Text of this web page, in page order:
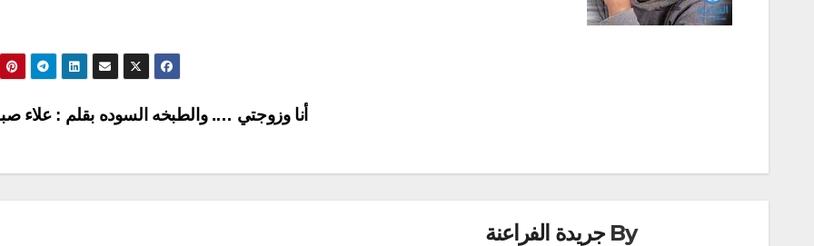
أنا وزوجتي …. والطبخه السوده بقلم : علاء
By جريدة الفراعنة